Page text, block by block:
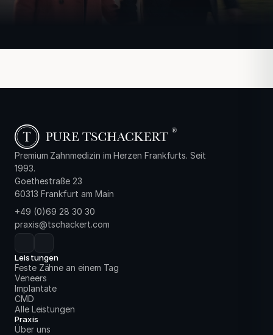
Premium Zahnmedizin im Herzen Frankfurts. Seit
1993.
Goethestraße 23
60313 Frankfurt am Main
+49 (0)69 28 30 30
praxis@tschackert.com
Leistungen
Feste Zähne an einem Tag
Veneers
Implantate
CMD
Alle Leistungen
Praxis
Über uns